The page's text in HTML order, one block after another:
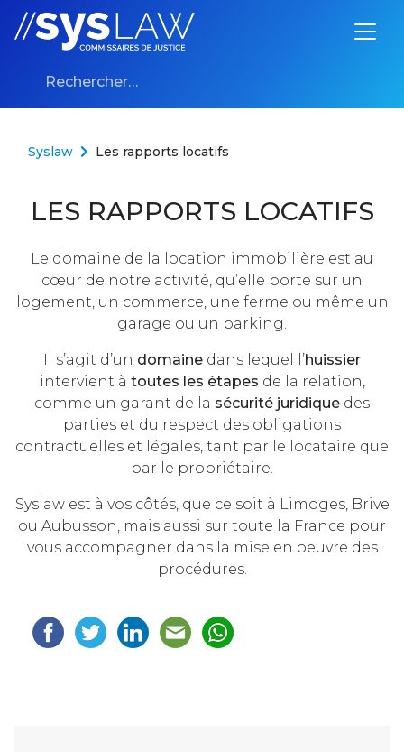
Aller au contenu
Rechercher :
Syslaw Les rapports locatifs
LES RAPPORTS LOCATIFS
Le domaine de la location immobilière est au
cœur de notre activité, qu’elle porte sur un
logement, un commerce, une ferme ou même un
garage ou un parking.
Il s’agit d’un domaine dans lequel l’huissier
intervient à toutes les étapes de la relation,
comme un garant de la sécurité juridique des
parties et du respect des obligations
contractuelles et légales, tant par le locataire que
par le propriétaire.
Syslaw est à vos côtés, que ce soit à Limoges, Brive
ou Aubusson, mais aussi sur toute la France pour
vous accompagner dans la mise en oeuvre des
procédures.